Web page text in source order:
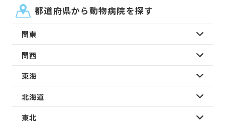
都道府県から動物病院を探す
関東
関西
東海
北海道
東北